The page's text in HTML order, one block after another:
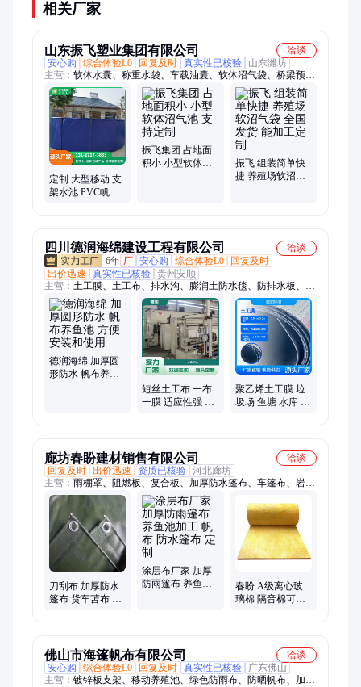
相关厂家
山东振飞塑业集团有限公司
洽谈
安心购
综合体验L0 回复及时 真实性已核验
山东潍坊
主营： 软体水囊、称重水袋、车载油囊、软体沼气袋、桥梁预压
水袋、桥梁测压水袋、方形黑膜沼气池
定制 大型移动 支
架水池 PVC帆布
振飞集团 占地面
积小 小型软体沼
振飞 组装简单快
捷 养殖场软沼气
四川德润海绵建设工程有限公司
洽谈
6年 厂 安心购 综合体验L0
回复及时
出价迅速
真实性已核验 贵州安顺
主营： 土工膜、土工布、排水沟、膨润土防水毯、防排水板、蓄
排水板、万能支撑器、土工格柵、生态袋、植草格、盲沟、雨水
收集系统
德润海绵 加厚圆
形防水 帆布养鱼
短丝土工布 一布
一膜 适应性强 加
聚乙烯土工膜 垃
圾场 鱼塘 水库 沼
廊坊春盼建材销售有限公司
洽谈
回复及时 出价迅速 资质已核验 河北廊坊
主营： 雨棚罩、阻燃板、复合板、加厚防水篷布、车篷布、岩棉
板、pvc涂层、涤纶布、密封圈、电焊布、灭火毯、硅胶布、涂
塑布、玻璃棉、纳米布、隔热棉、压边机、阻燃毯、卷筒机、防
火被、聚苯板、滚圆机、篷布pvc、缠绕垫、阻燃布、岩棉条
刀刮布 加厚防水
篷布 货车苫布 帆
涂层布厂家 加厚
防雨篷布 养鱼池
春盼 A级离心玻
璃棉 隔音棉可铝
佛山市海篷帆布有限公司
洽谈
安心购
综合体验L0 回复及时 真实性已核验
广东佛山
主营： 镀锌板支架、移动养殖池、绿色防雨布、防晒帆布、加厚